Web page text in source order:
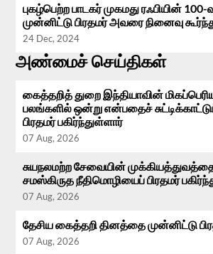
புகழ்பெற்ற பாடகர் முகமது ரஃபியின்
முன்னிட்டு பிரதமர் அவரை நினைவு
24 Dec, 2024
அண்மைச் செய்திகள்
கைத்தறித் துறை இந்தியாவின்
பலங்களில் ஒன்று என்பதைச்
பிரதமர் பகிர்ந்துள்ளார்
07 Aug, 2026
சுயநலமற்ற சேவையின் முக்கியத்துவத்தை
சமஸ்கிருத நீதிமொழியைப் பிரதமர்
07 Aug, 2026
தேசிய கைத்தறி தினத்தை முன்னிட்டு
07 Aug, 2026